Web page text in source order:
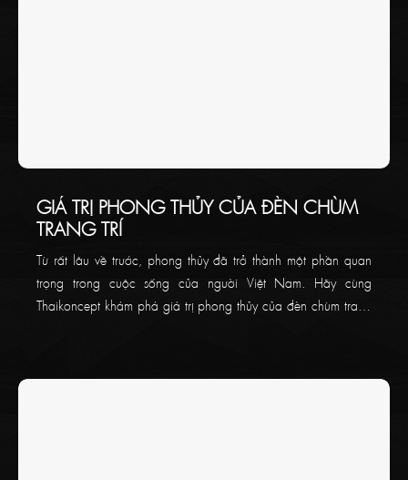
GIÁ TRỊ PHONG THỦY CỦA ĐÈN CHÙM
TRANG TRÍ
Từ rất lâu về trước, phong thủy đã trở thành một phần quan
trọng trong cuộc sống của người Việt Nam. Hãy cùng
Thaikoncept khám phá giá trị phong thủy của đèn chùm trang